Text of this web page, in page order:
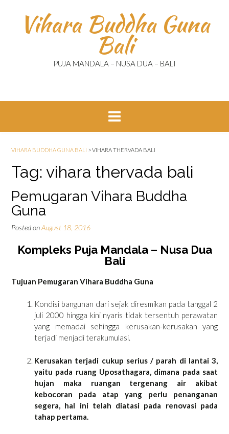
contentVihara Buddha Guna
Bali
PUJA MANDALA – NUSA DUA – BALI
VIHARA BUDDHA GUNA BALI >VIHARA THERVADA BALI
Tag: vihara thervada bali
Pemugaran Vihara Buddha
Guna
Posted onAugust 18, 2016
Kompleks Puja Mandala – Nusa Dua
Bali
Tujuan Pemugaran Vihara Buddha Guna
Kondisi bangunan dari sejak diresmikan pada tanggal 2
juli 2000 hingga kini nyaris tidak tersentuh perawatan
yang memadai sehingga kerusakan-kerusakan yang
terjadi menjadi terakumulasi.
Kerusakan terjadi cukup serius / parah di lantai 3,
yaitu pada ruang Uposathagara, dimana pada saat
hujan maka ruangan tergenang air akibat
kebocoran pada atap yang perlu penanganan
segera, hal ini telah diatasi pada renovasi pada
tahap pertama.